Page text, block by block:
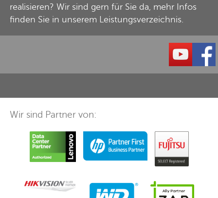
realisieren? Wir sind gern für Sie da, mehr Infos
finden Sie in unserem Leistungsverzeichnis
Wir sind Partner von: